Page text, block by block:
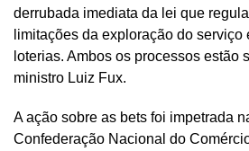
derrubada imediata da lei que
limitações da exploração do
loterias. Ambos os processos estão
ministro Luiz Fux.
A ação sobre as bets foi impetrada
Confederação Nacional do